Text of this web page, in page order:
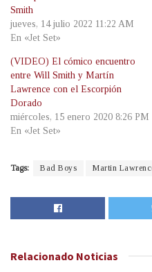
Smith
jueves, 14 julio 2022 11:22 AM
En «Jet Set»
(VIDEO) El cómico encuentro
entre Will Smith y Martín
Lawrence con el Escorpión
Dorado
miércoles, 15 enero 2020 8:26 PM
En «Jet Set»
Tags: Bad Boys Martin
Relacionado Noticias